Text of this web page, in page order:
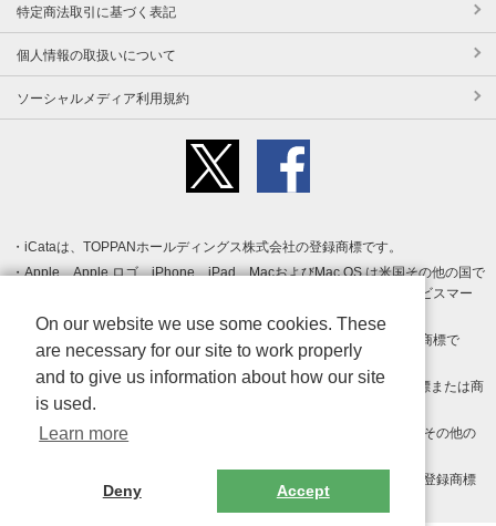
特定商法取引に基づく表記
個人情報の取扱いについて
ソーシャルメディア利用規約
iCataは、TOPPANホールディングス株式会社の登録商標です。
Apple、Apple ロゴ、iPhone、iPad、MacおよびMac OS は米国その他の国で
登録された Apple Inc. の商標です。App Store は Apple Inc. のサービスマー
クです。
Android、Google Play および Google Play ロゴ は Google LLC の商標で
す。
Windows は Microsoft Inc.の米国およびその他の国における登録商標または商
標です。
Adobe、Adobe Reader、Adobe PDF は、Adobe Inc.の米国およびその他の
その他、記載されている会社名、商品名、ロゴは各社の商標または登録商標
On our website we use some cookies. These
are necessary for our site to work properly
and to give us information about how our site
is used.
Learn more
Deny Accept